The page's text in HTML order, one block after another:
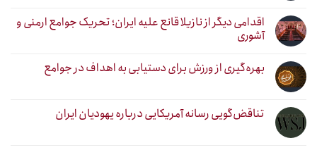
اقدامی دیگر از نازیلا قانع علیه ایران؛ تحریک جوامع ارمنی و
آشوری
بهره‌گیری از ورزش برای دستیابی به اهداف در جوامع
تناقض‌گویی رسانه آمریکایی درباره یهودیان ایران